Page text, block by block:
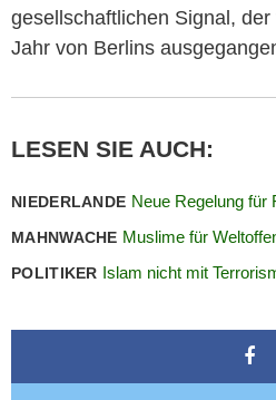
gesellschaftlichen Signal,
Jahr von Berlins
LESEN SIE AUCH:
NIEDERLANDE Neue Regelung für
MAHNWACHE Muslime für
POLITIKER Islam nicht mit